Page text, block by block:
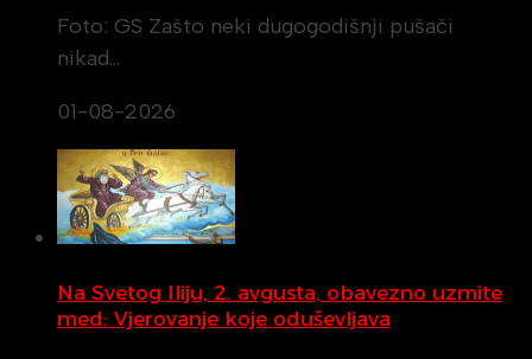
Foto: GS Zašto neki dugogodišnji pušači
nikad…
01-08-2026
Na Svetog Iliju, 2. avgusta, obavezno uzmite
med: Vjerovanje koje oduševljava